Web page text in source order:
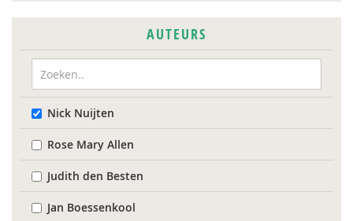
AUTEURS
Nick Nuijten
Rose Mary Allen
Judith den Besten
Jan Boessenkool